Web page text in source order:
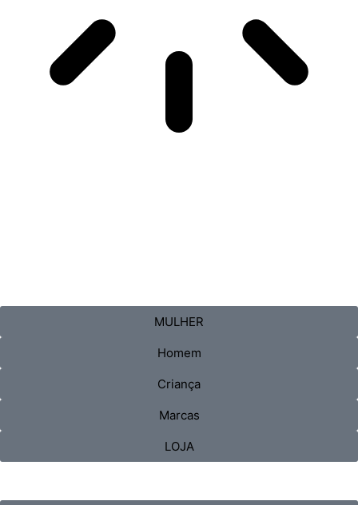
MULHER
Homem
Criança
Marcas
LOJA